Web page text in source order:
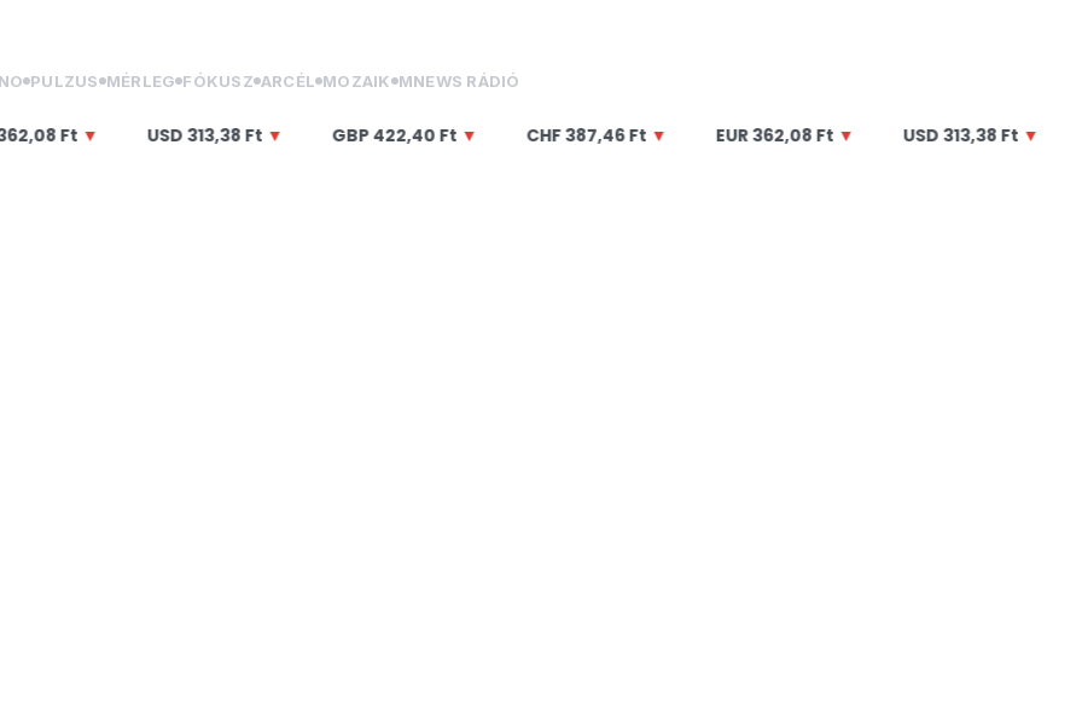
PULZUS MÉRLEG FÓKUSZ ARCÉL MOZAIK MNEWS RÁDIÓ
USD313,38 Ft▼ GBP422,40 Ft▼ CHF387,46 Ft▼ EUR362,08 Ft▼ USD313,38 Ft▼ GBP